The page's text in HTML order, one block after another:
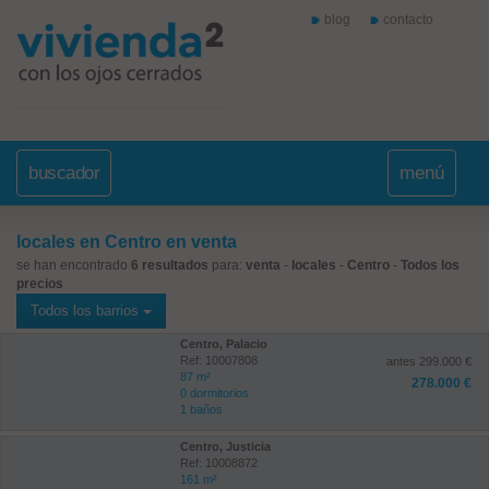
blog contacto
buscador menú
locales en Centro en venta
se han encontrado 6 resultados para: venta - locales - Centro - Todos los
precios
Todos los barrios
Centro, Palacio
Ref: 10007808
87 m²
0 dormitorios
1 baños
antes 299.000 €
278.000 €
Centro, Justicia
Ref: 10008872
161 m²